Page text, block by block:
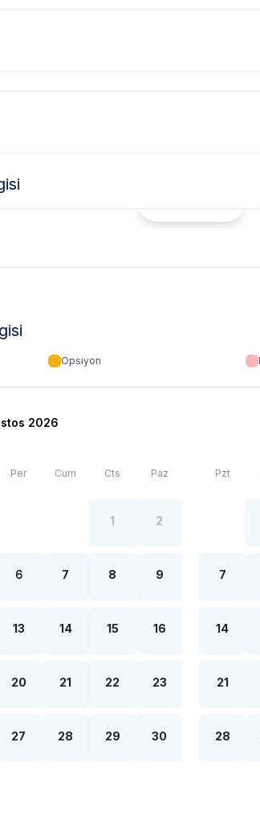
villarımızın bir kısmı, bölge şartları sebebiyle
gerekmektedir. Bazı villalarımızın ise
yaz aylarında yoğun nüfus artışı
Opsiyon
2026
Per Cum Cts Paz
1 2
6 7 8 9
13 14 15 16
20 21 22 23
27 28 29 30
Pzt
7
14
21
28